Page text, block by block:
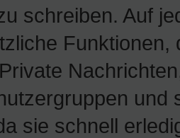
schreiben. Auf
und
sie schnell